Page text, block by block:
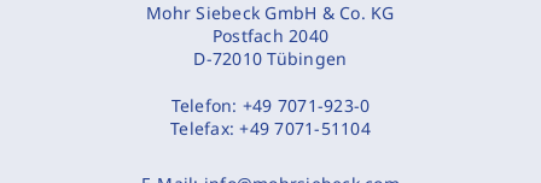
Mohr Siebeck GmbH & Co. KG
Postfach 2040
D-72010 Tübingen
Telefon: +49 7071-923-0
Telefax:+49 7071-51104